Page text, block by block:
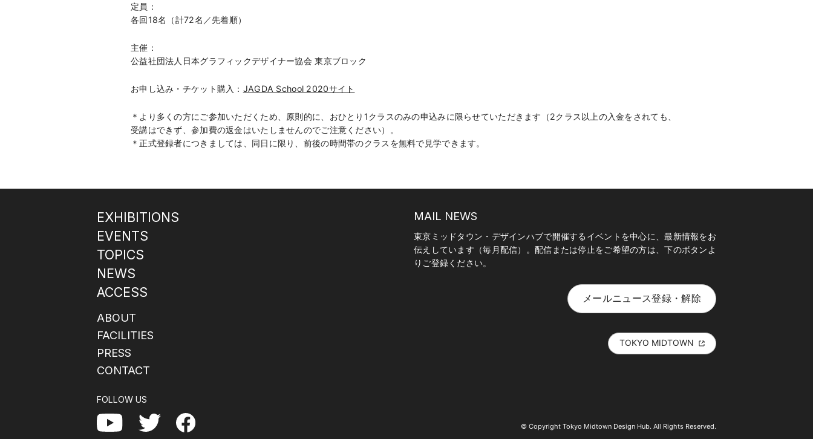
定員：
各回18名（計72名／先着順）
主催：
公益社団法人日本グラフィックデザイナー協会 東京ブロック
お申し込み・チケット購入： JAGDA School 2020サイト
＊より多くの方にご参加いただくため、原則的に、おひとり1クラスのみの申込みに限らせていただきます（2クラス以上の入金をされても、
受講はできず、参加費の返金はいたしませんのでご注意ください）。
＊正式登録者につきましては、同日に限り、前後の時間帯のクラスを無料で見学できます。
EXHIBITIONS
EVENTS
TOPICS
NEWS
ACCESS
ABOUT
FACILITIES
PRESS
CONTACT
FOLLOW US
YouTube Twitter Facebook
MAIL NEWS
東京ミッドタウン・デザインハブで開催するイベントを中心に、最新情報をお
伝えしています（毎月配信）。配信または停止をご希望の方は、下のボタンよ
りご登録ください。
メールニュース登録・解除
TOKYO MIDTOWN
© Copyright Tokyo Midtown Design Hub. All Rights Reserved.